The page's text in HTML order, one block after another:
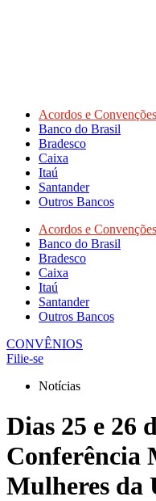
Acordos e Convenções
Banco do Brasil
Bradesco
Caixa
Itaú
Santander
Outros Bancos
Acordos e Convenções
Banco do Brasil
Bradesco
Caixa
Itaú
Santander
Outros Bancos
CONVÊNIOS
Filie-se
Notícias
Dias 25 e 26
Conferência
Mulheres da